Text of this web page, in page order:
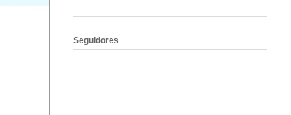
Seguidores